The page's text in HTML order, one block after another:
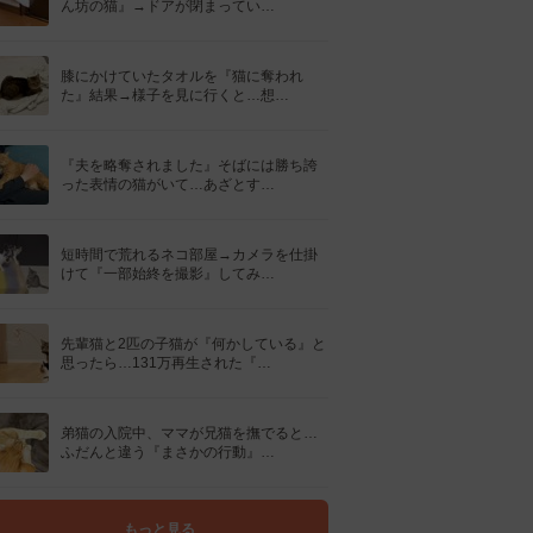
ん坊の猫』→ドアが閉まってい…
膝にかけていたタオルを『猫に奪われ
た』結果→様子を見に行くと…想…
『夫を略奪されました』そばには勝ち誇
った表情の猫がいて…あざとす…
短時間で荒れるネコ部屋→カメラを仕掛
けて『一部始終を撮影』してみ…
先輩猫と2匹の子猫が『何かしている』と
思ったら…131万再生された『…
弟猫の入院中、ママが兄猫を撫でると…
ふだんと違う『まさかの行動』…
もっと見る